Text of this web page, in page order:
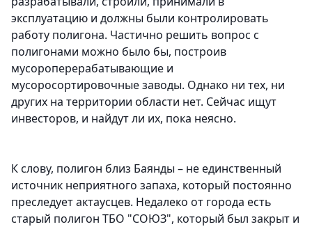
эксплуатацию и должны были контролировать
работу полигона. Частично решить вопрос с
полигонами можно было бы, построив
мусороперерабатывающие и
мусоросортировочные заводы. Однако ни тех, ни
других на территории области нет. Сейчас ищут
инвесторов, и найдут ли их, пока неясно.
К слову, полигон близ Баянды – не единственный
источник неприятного запаха, который постоянно
преследует актаусцев. Недалеко от города есть
старый полигон ТБО "СОЮЗ", который был закрыт и